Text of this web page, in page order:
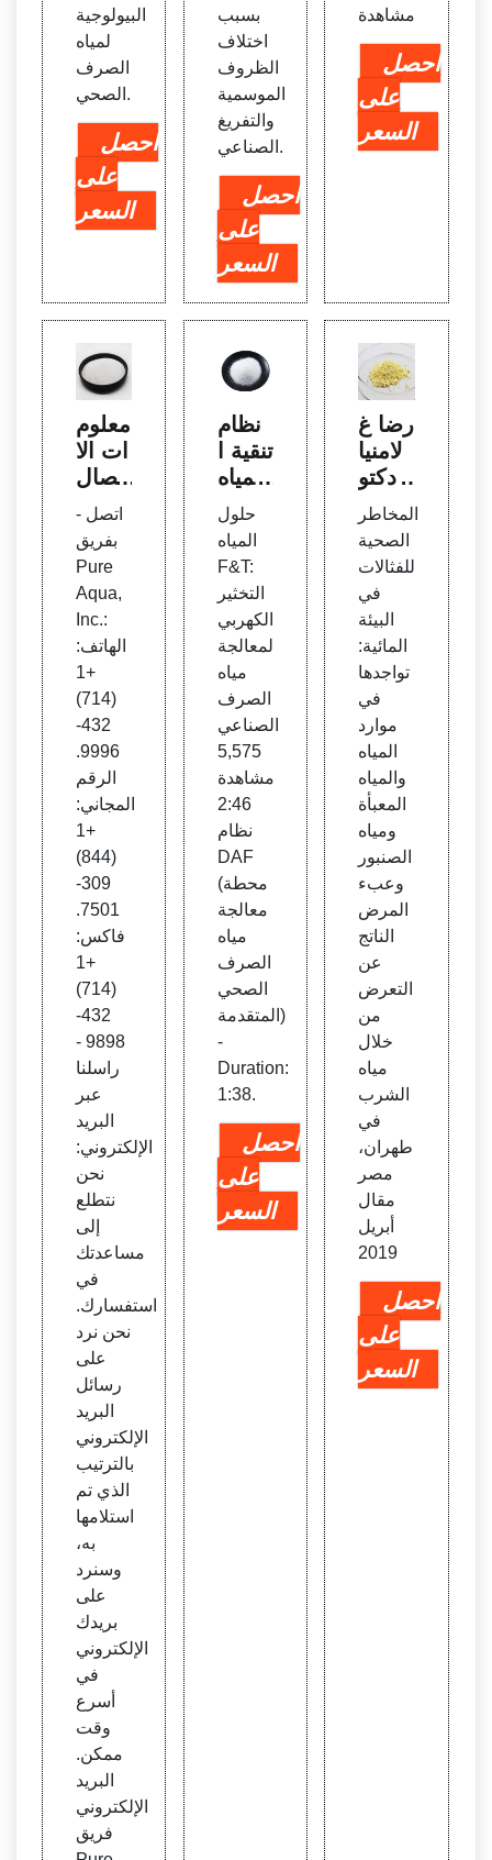
البيولوجية
لمياه
الصرف
الصحي.
احصل
على
السعر
بسبب
اختلاف
الظروف
الموسمية
والتفريغ
الصناعي.
احصل
على
السعر
مشاهدة
احصل
على
السعر
معلوم
ات الا
تصال
- Pur
e Aq
ua, I
nc.
- اتصل
بفريق
Pure
Aqua,
Inc.:
الهاتف:
+1
(714)
432-
9996.
الرقم
المجاني:
+1
(844)
309-
7501.
فاكس:
+1
(714)
432-
9898 -
راسلنا
عبر
البريد
الإلكتروني:
نحن
نتطلع
إلى
مساعدتك
في
استفسارك.
نحن نرد
على
رسائل
البريد
الإلكتروني
بالترتيب
الذي تم
استلامها
به،
وسنرد
على
بريدك
الإلكتروني
في
أسرع
وقت
ممكن.
البريد
الإلكتروني
فريق
نظام
تنقية ا
لمياه
من N
akcle
an w
ater
Solut
ions
- You
Tube
حلول
المياه
F&T:
التخثير
الكهربي
لمعالجة
مياه
الصرف
الصناعي
5,575
مشاهدة
2:46
نظام
DAF
(محطة
معالجة
مياه
الصرف
الصحي
المتقدمة)
-
Duration:
1:38.
احصل
على
السعر
رضا غ
لامنيا
| دكتو
راه ف
ي الف
لسفة
| شهي
د بهش
تي
المخاطر
الصحية
للفثالات
في
البيئة
المائية:
تواجدها
في
موارد
المياه
والمياه
المعبأة
ومياه
الصنبور
وعبء
المرض
الناتج
عن
التعرض
من
خلال
مياه
الشرب
في
طهران،
مصر
مقال
أبريل
2019
احصل
على
السعر